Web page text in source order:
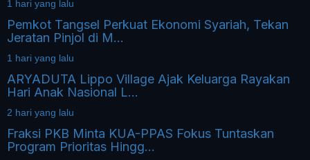
1 hari yang lalu
Pemkot Tangsel Perkuat Ekonomi Syariah, Tekan
Jeratan Pinjol di M...
1 hari yang lalu
ARYADUTA Lippo Village Ajak Keluarga Rayakan
Hari Anak Nasional L...
2 hari yang lalu
Fraksi PKB Minta KUA-PPAS Fokus Tuntaskan
Program Prioritas Hingg...